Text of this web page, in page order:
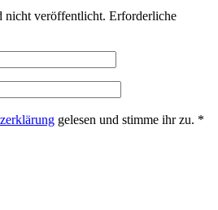
nicht veröffentlicht. Erforderliche
gelesen und stimme ihr zu. *